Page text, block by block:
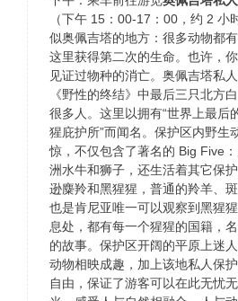
（下午 15：00-17：00，约 2 小
似奥佩吉塔的地方：很多动物都
这里获得第二次的生命。也许，
见证过物种的消亡。奥佩吉塔私
《野性的终结》中最后三只北方
很多人。这里以拥有“世界上最后
猩庇护所”而闻名。保护区内野生
惊，不仅包含了著名的 Big Five
洲水牛和狮子，还生活着其它保
逊麋羚和黑猩猩，普通的羚羊、
也是肯尼亚唯一可以观察到黑猩
息处，都有每一个猩猩的国籍，
的故事。保护区开阔的平原上迷
动物相映成趣，加上该地私人保
自由，保证了游客可以在此无忧